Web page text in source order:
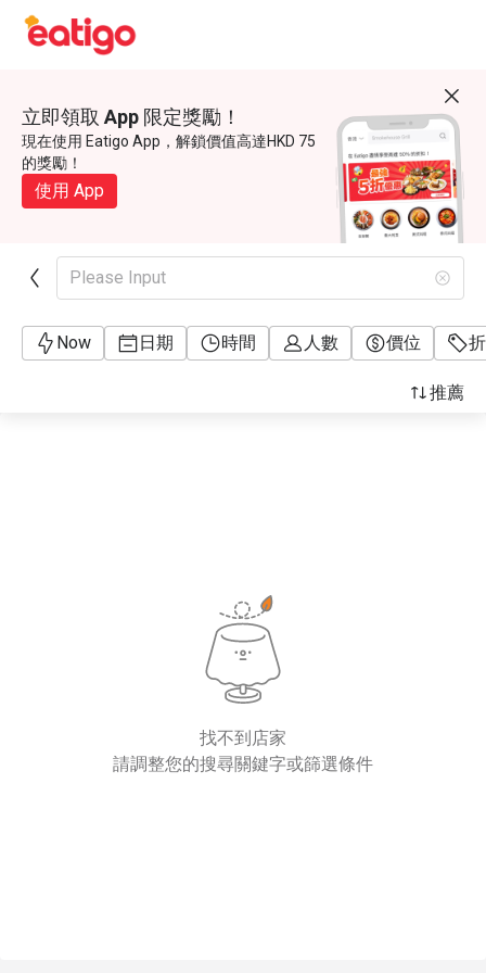
立即領取 App 限定獎勵！
現在使用 Eatigo App，解鎖價值高達HKD 75
的獎勵！
使用 App
Please Input
Now 日期 時間 人數 價位
推薦
找不到店家
請調整您的搜尋關鍵字或篩選條件